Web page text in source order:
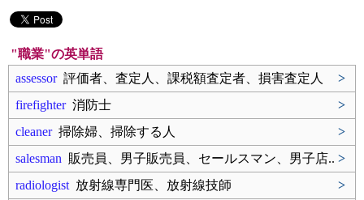
"職業"の英単語
assessor評価者、査定人、課税額査定者、損害査定人
>
firefighter消防士
>
cleaner掃除婦、掃除する人
>
salesman 販売員、男子販売員、セールスマン、男子店.. >
radiologist 放射線専門医、放射線技師
>